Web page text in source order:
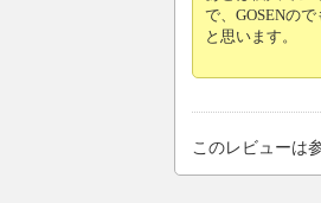
で、GOSENの
と思います。
このレビューは